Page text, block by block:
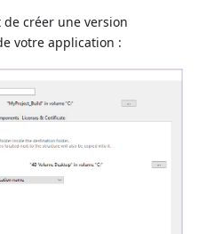
créer une version
votre application :